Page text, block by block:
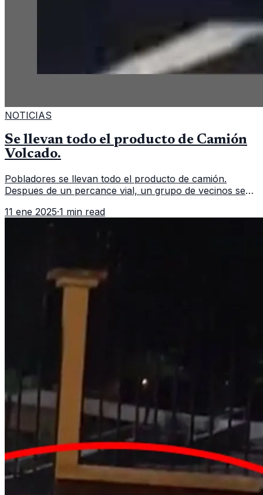
NOTICIAS
Se llevan todo el producto de Camión
Volcado.
Pobladores se llevan todo el producto de camión.
Despues de un percance vial, un grupo de vecinos se
repartidor que volcó. Un
11 ene 2025·1 min read